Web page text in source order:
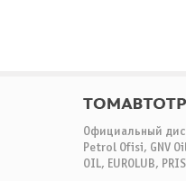
Официальный
Petrol Ofisi, GNV Oil
OIL, EUROLUB,